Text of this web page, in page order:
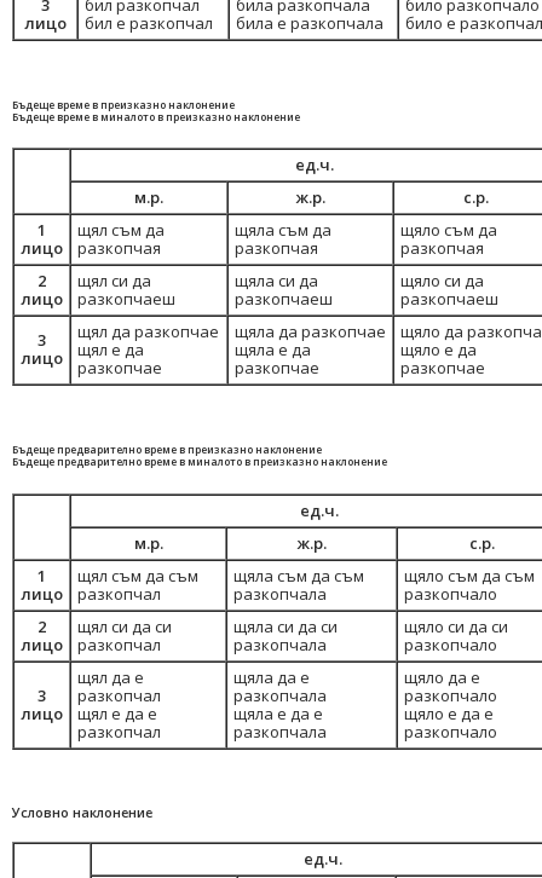
3
лицо
бил разкопчал
бил е разкопчал
била разкопчала
била е разкопчала
било разкопчало
било е
Бъдеще време в преизказно наклонение
Бъдеще време в миналото в преизказно наклонение
ед.ч.
м.р.
ж.р.
с.р.
1
лицо
щял съм да
разкопчая
щяла съм да
разкопчая
щяло съм да
разкопчая
2
лицо
щял си да
разкопчаеш
щяла си да
разкопчаеш
щяло си да
разкопчаеш
3
лицо
щял да разкопчае
щял е да
разкопчае
щяла да разкопчае
щяла е да
разкопчае
щяло да
щяло е да
разкопчае
Бъдеще предварително време в преизказно наклонение
Бъдеще предварително време в миналото в преизказно наклонение
ед.ч.
м.р.
ж.р.
с.р.
1
лицо
щял съм да съм
разкопчал
щяла съм да съм
разкопчала
щяло съм да съм
разкопчало
2
лицо
щял си да си
разкопчал
щяла си да си
разкопчала
щяло си да си
разкопчало
3
лицо
щял да е
разкопчал
щял е да е
разкопчал
щяла да е
разкопчала
щяла е да е
разкопчала
щяло да е
разкопчало
щяло е да е
разкопчало
Условно наклонение
ед.ч.